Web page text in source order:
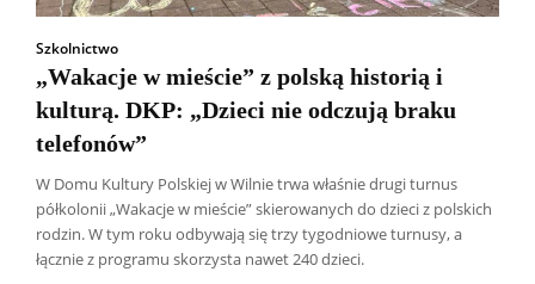
Szkolnictwo
„Wakacje w mieście” z polską historią i
kulturą. DKP: „Dzieci nie odczują braku
telefonów”
W Domu Kultury Polskiej w Wilnie trwa właśnie drugi turnus
półkolonii „Wakacje w mieście” skierowanych do dzieci z polskich
rodzin. W tym roku odbywają się trzy tygodniowe turnusy, a
łącznie z programu skorzysta nawet 240 dzieci.